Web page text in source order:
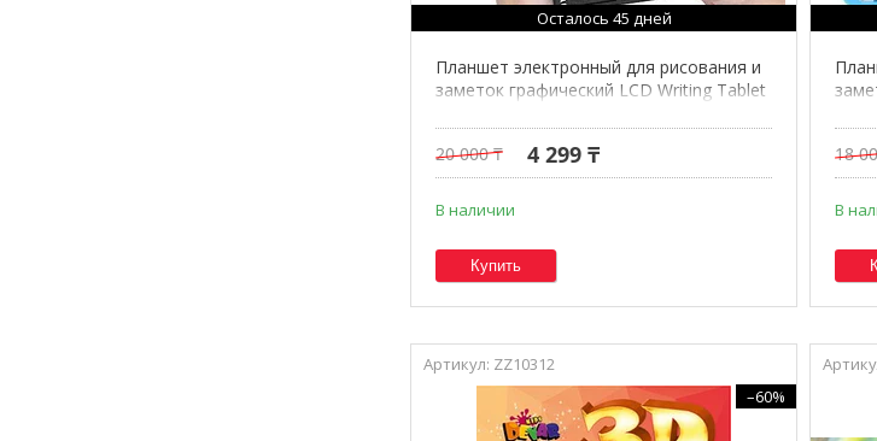
Осталось 45 дней
Планшет электронный для рисования и
заметок графический LCD Writing Tablet
20 000 ₸
4 299 ₸
В наличии
Купить
18
В
ZZ10312
–60%